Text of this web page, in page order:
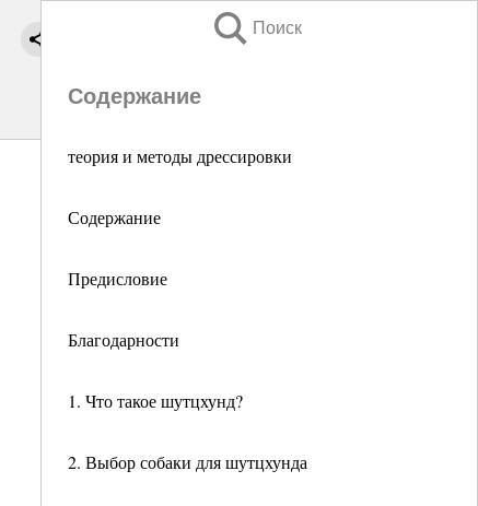
Поиск
Содержание
теория и методы дрессировки
Содержание
Предисловие
Благодарности
1. Что такое шутцхунд?
2. Выбор собаки для шутцхунда